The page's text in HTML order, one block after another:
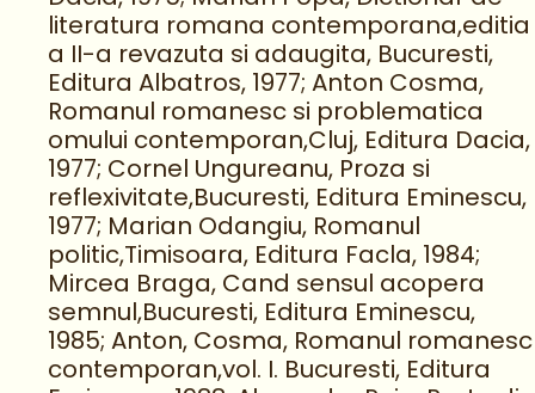
literatura romana contemporana,editia
a II-a revazuta si adaugita, Bucuresti,
Editura Albatros, 1977; Anton Cosma,
Romanul romanesc si problematica
omului contemporan,Cluj, Editura Dacia,
1977; Cornel Ungureanu, Proza si
reflexivitate,Bucuresti, Editura Eminescu,
1977; Marian Odangiu, Romanul
politic,Timisoara, Editura Facla, 1984;
Mircea Braga, Cand sensul acopera
semnul,Bucuresti, Editura Eminescu,
1985; Anton, Cosma, Romanul romanesc
contemporan,vol. I. Bucuresti, Editura